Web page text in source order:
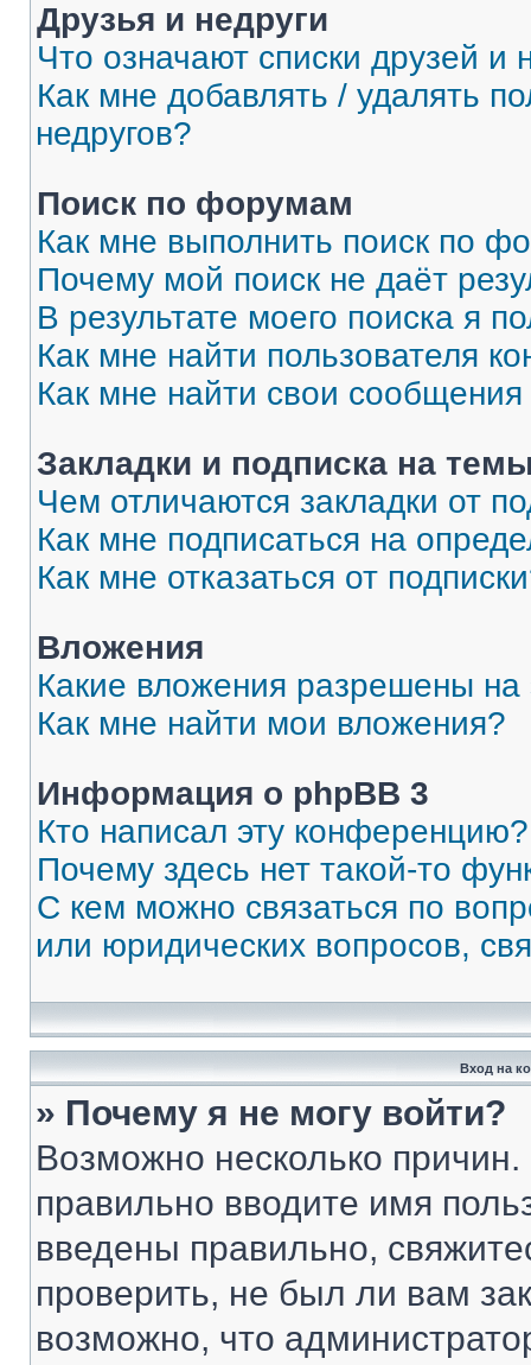
Друзья и недруги
Что означают списки друзей и
Как мне добавлять / удалять
недругов?
Поиск по форумам
Как мне выполнить поиск по
Почему мой поиск не даёт
В результате моего поиска я
Как мне найти пользователя
Как мне найти свои
Закладки и подписка на
Чем отличаются закладки от
Как мне подписаться на
Как мне отказаться от
Вложения
Какие вложения разрешены
Как мне найти мои вложения?
Информация о phpBB 3
Кто написал эту конференцию?
Почему здесь нет такой-то
С кем можно связаться по
или юридических вопросов,
Вход на
» Почему я не могу войти?
Возможно несколько
правильно вводите имя
введены правильно,
проверить, не был ли вам
возможно, что